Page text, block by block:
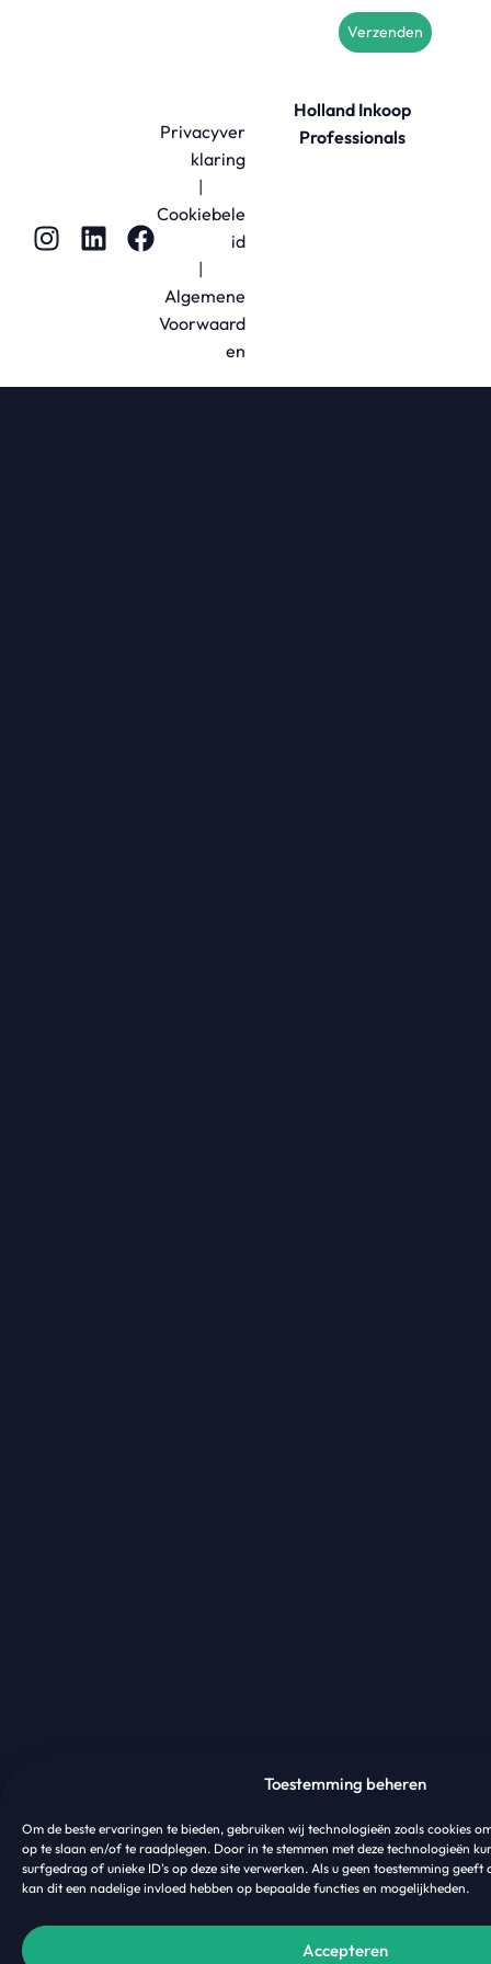
Toestemming beheren
Om de beste ervaringen te bieden, gebruiken wij technologieën zoals cookies
op te slaan en/of te raadplegen. Door in te stemmen met deze technologieën
surfgedrag of unieke ID's op deze site verwerken. Als u geen toestemming
kan dit een nadelige invloed hebben op bepaalde functies en mogelijkheden.
Accepteren
Verzenden
Holland Inkoop
Professionals
Privacyver
klaring
|
Cookiebele
id
|
Algemene
Voorwaard
en